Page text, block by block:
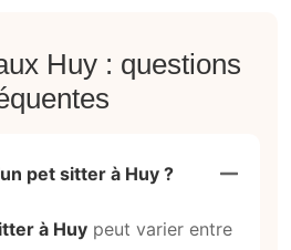
Huy : questions
pet sitter à Huy ?
à Huy peut varier entre